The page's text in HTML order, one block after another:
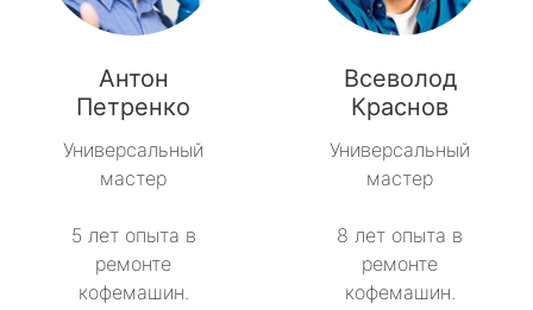
Антон
Петренко
Универсальный
мастер
5 лет опыта в
ремонте
кофемашин.
Всеволод
Краснов
Универсальный
мастер
8 лет опыта в
ремонте
кофемашин.